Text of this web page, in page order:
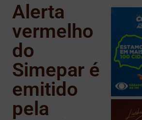
Alerta
vermelho
do
Simepar é
emitido
pela